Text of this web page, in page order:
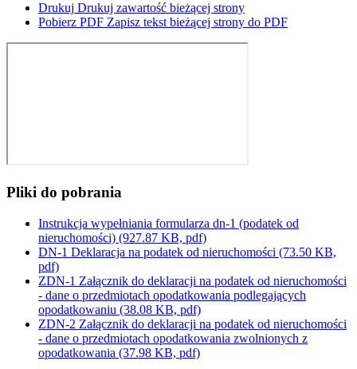
Drukuj Drukuj zawartość bieżącej strony
Pobierz PDF Zapisz tekst bieżącej strony do PDF
Pliki do pobrania
Instrukcja wypełniania formularza dn-1 (podatek od
nieruchomości) (927.87 KB, pdf)
DN-1 Deklaracja na podatek od nieruchomości (73.50 KB,
pdf)
ZDN-1 Załącznik do deklaracji na podatek od nieruchomości
- dane o przedmiotach opodatkowania podlegających
opodatkowaniu (38.08 KB, pdf)
ZDN-2 Załącznik do deklaracji na podatek od nieruchomości
- dane o przedmiotach opodatkowania zwolnionych z
opodatkowania (37.98 KB, pdf)